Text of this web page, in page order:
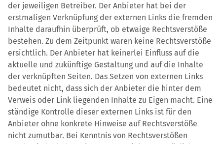
der jeweiligen Betreiber. Der Anbieter hat bei der
erstmaligen Verknüpfung der externen Links die fremden
Inhalte daraufhin überprüft, ob etwaige Rechtsverstöße
bestehen. Zu dem Zeitpunkt waren keine Rechtsverstöße
ersichtlich. Der Anbieter hat keinerlei Einfluss auf die
aktuelle und zukünftige Gestaltung und auf die Inhalte
der verknüpften Seiten. Das Setzen von externen Links
bedeutet nicht, dass sich der Anbieter die hinter dem
Verweis oder Link liegenden Inhalte zu Eigen macht. Eine
ständige Kontrolle dieser externen Links ist für den
Anbieter ohne konkrete Hinweise auf Rechtsverstöße
nicht zumutbar. Bei Kenntnis von Rechtsverstößen